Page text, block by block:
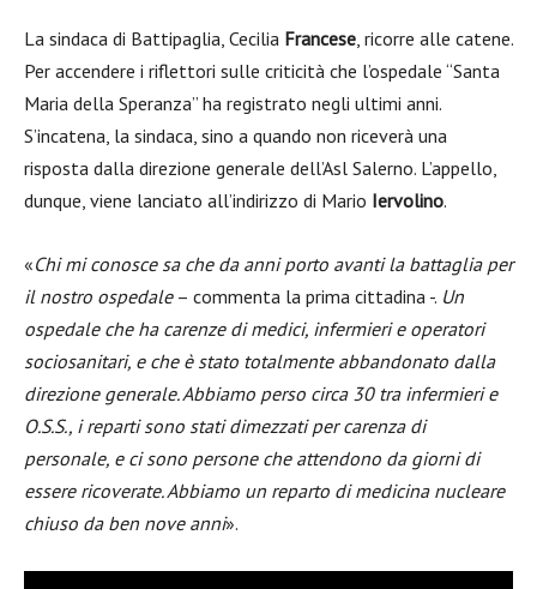
La sindaca di Battipaglia, Cecilia Francese, ricorre alle catene.
Per accendere i riflettori sulle criticità che l’ospedale “Santa
Maria della Speranza” ha registrato negli ultimi anni.
S’incatena, la sindaca, sino a quando non riceverà una
risposta dalla direzione generale dell’Asl Salerno. L’appello,
dunque, viene lanciato all’indirizzo di Mario Iervolino.
«Chi mi conosce sa che da anni porto avanti la battaglia per
il nostro ospedale– commenta la prima cittadina -. Un
ospedale che ha carenze di medici, infermieri e operatori
sociosanitari, e che è stato totalmente abbandonato dalla
direzione generale. Abbiamo perso circa 30 tra infermieri e
O.S.S., i reparti sono stati dimezzati per carenza di
personale, e ci sono persone che attendono da giorni di
essere ricoverate. Abbiamo un reparto di medicina nucleare
chiuso da ben nove anni».